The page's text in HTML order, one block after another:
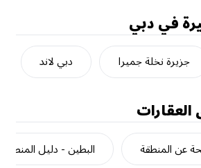
في دبي
جزيرة نخلة جميرا دبي لاند
عن المنطقة البطين - دليل المنطقة